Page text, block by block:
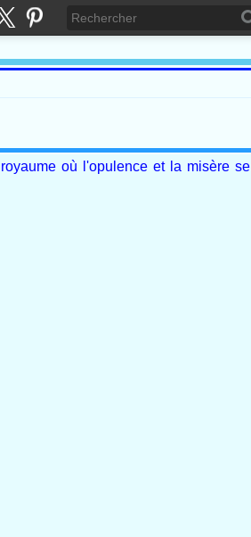
où l'opulence et la misère se